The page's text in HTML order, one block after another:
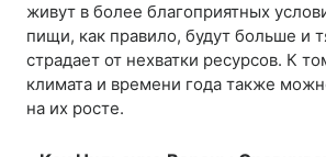
живут в более благоприятных
пищи, как правило, будут больше и
страдает от нехватки ресурсов. К
климата и времени года также
на их росте.